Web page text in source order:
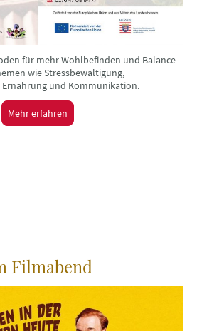
für mehr Wohlbefinden und Balance
wie Stressbewältigung,
Ernährung und Kommunikation.
Mehr erfahren
Filmabend